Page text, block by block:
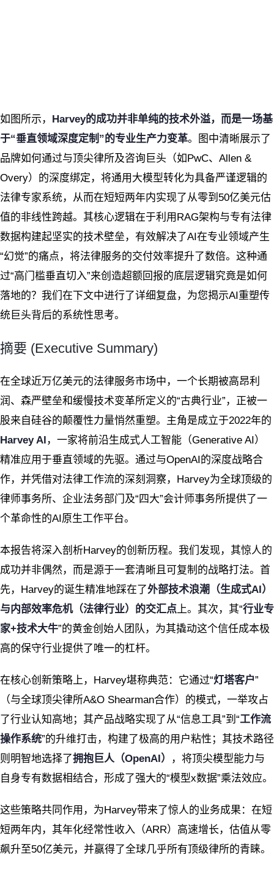
如图所示， Harvey的成功并非单纯的技术外溢，而是一场基
于“垂直领域深度定制”的专业生产力变革。图中清晰展示了
品牌如何通过与顶尖律所及咨询巨头（如PwC、Allen &
Overy）的深度绑定，将通用大模型转化为具备严谨逻辑的
法律专家系统，从而在短短两年内实现了从零到50亿美元估
值的非线性跨越。其核心逻辑在于利用RAG架构与专有法律
数据构建起坚实的技术壁垒，有效解决了AI在专业领域产生
“幻觉”的痛点，将法律服务的交付效率提升了数倍。这种通
过“高门槛垂直切入”来创造超额回报的底层逻辑究竟是如何
落地的？我们在下文中进行了详细复盘，为您揭示AI重塑传
统巨头背后的系统性思考。
摘要 (Executive Summary)
在全球近万亿美元的法律服务市场中，一个长期被高昂利
润、森严壁垒和缓慢技术变革所定义的“古典行业”，正被一
股来自硅谷的颠覆性力量悄然重塑。主角是成立于2022年的
Harvey AI ，一家将前沿生成式人工智能（Generative AI）
精准应用于垂直领域的先驱。通过与OpenAI的深度战略合
作，并凭借对法律工作流的深刻洞察，Harvey为全球顶级的
律师事务所、企业法务部门及“四大”会计师事务所提供了一
个革命性的AI原生工作平台。
本报告将深入剖析Harvey的创新历程。我们发现，其惊人的
成功并非偶然，而是源于一套清晰且可复制的战略打法。首
先，Harvey的诞生精准地踩在了外部技术浪潮（生成式AI）
与内部效率危机（法律行业）的交汇点 上。其次，其“行业专
家+技术大牛”的黄金创始人团队，为其撬动这个信任成本极
高的保守行业提供了唯一的杠杆。
在核心创新策略上，Harvey堪称典范：它通过“灯塔客户”
（与全球顶尖律所A&O Shearman合作）的模式，一举攻占
了行业认知高地；其产品战略实现了从“信息工具”到“工作流
操作系统”的升维打击，构建了极高的用户粘性；其技术路径
则明智地选择了拥抱巨人（OpenAI）
，将顶尖模型能力与
自身专有数据相结合，形成了强大的“模型x数据”乘法效应。
这些策略共同作用，为Harvey带来了惊人的业务成果：在短
短两年内，其年化经常性收入（ARR）高速增长，估值从零
飙升至50亿美元，并赢得了全球几乎所有顶级律所的青睐。